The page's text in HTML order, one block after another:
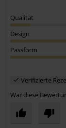
Qualität
Design
Passform
Verifizierte
War diese